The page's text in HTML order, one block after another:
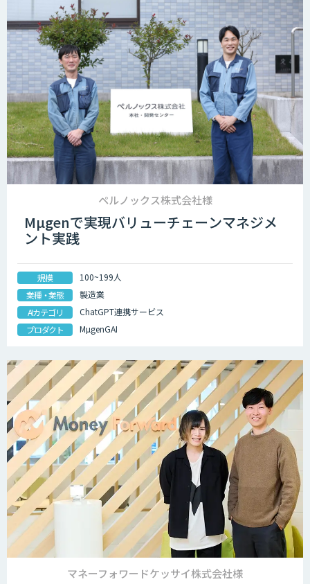
ペルノックス株式会社様
Mµgenで実現バリューチェーンマネジメ
ント実践
規模
100~199人
業種・業態
製造業
AIカテゴリ
ChatGPT連携サービス
プロダクト
MµgenGAI
マネーフォワードケッサイ株式会社様